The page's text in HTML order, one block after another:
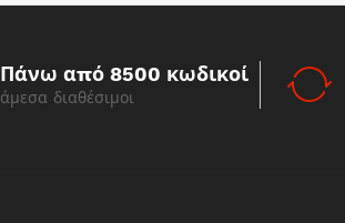
Πάνω από 8500 κωδικοί
άμεσα διαθέσιμοι